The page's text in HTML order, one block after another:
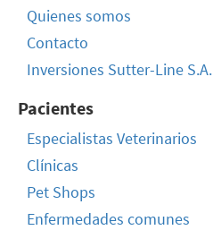
Quienes somos
Contacto
Inversiones Sutter-Line S.A.
Pacientes
Especialistas Veterinarios
Clínicas
Pet Shops
Enfermedades comunes